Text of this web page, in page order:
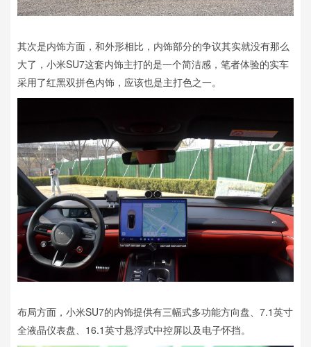
其次是内饰方面，和外形相比，内饰部分的争议其实就没有那么
大了，小米SU7这套内饰主打的是一个简洁感，笔者体验的实车
采用了红黑双拼色内饰，应该也是主打色之一。
布局方面，小米SU7的内饰提供有三幅式多功能方向盘、7.1英寸
全液晶仪表盘、16.1英寸悬浮式中控屏以及电子怀挡。